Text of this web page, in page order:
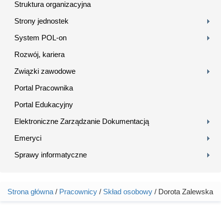
Struktura organizacyjna
Strony jednostek
System POL-on
Rozwój, kariera
Związki zawodowe
Portal Pracownika
Portal Edukacyjny
Elektroniczne Zarządzanie Dokumentacją
Emeryci
Sprawy informatyczne
Jesteś tutaj
Strona główna / Pracownicy / Skład osobowy / Dorota Zalewska